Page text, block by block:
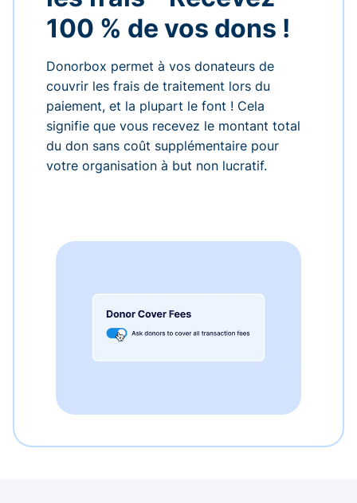
100 % de vos dons !
Donorbox permet à vos donateurs de
couvrir les frais de traitement lors du
paiement, et la plupart le font ! Cela
signifie que vous recevez le montant total
du don sans coût supplémentaire pour
votre organisation à but non lucratif.